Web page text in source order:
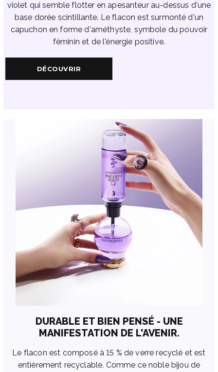
violet qui semble flotter en apesanteur au-dessus d'une
base dorée scintillante. Le flacon est surmonté d'un
capuchon en forme d'améthyste, symbole du pouvoir
féminin et de l'énergie positive.
DÉCOUVRIR
DURABLE ET BIEN PENSÉ - UNE
MANIFESTATION DE L'AVENIR.
Le flacon est composé à 15 % de verre recyclé et est
entièrement recyclable. Comme ce noble bijou de